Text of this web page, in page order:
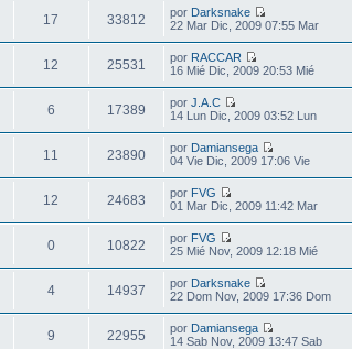
17 33812 por Darksnake
22 Mar Dic, 2009 07:55 Mar
12 25531 por RACCAR
16 Mié Dic, 2009 20:53 Mié
6 17389 por J.A.C
14 Lun Dic, 2009 03:52 Lun
11 23890 por Damiansega
04 Vie Dic, 2009 17:06 Vie
12 24683 por FVG
01 Mar Dic, 2009 11:42 Mar
0 10822 por FVG
25 Mié Nov, 2009 12:18 Mié
4 14937 por Darksnake
22 Dom Nov, 2009 17:36 Dom
9 22955 por Damiansega
14 Sab Nov, 2009 13:47 Sab